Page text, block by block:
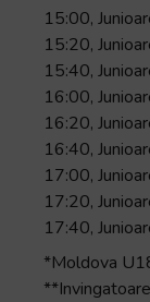
15:00,
15:20,
15:40,
16:00,
16:20,
16:40,
17:00,
17:20,
17:40,
*Moldova